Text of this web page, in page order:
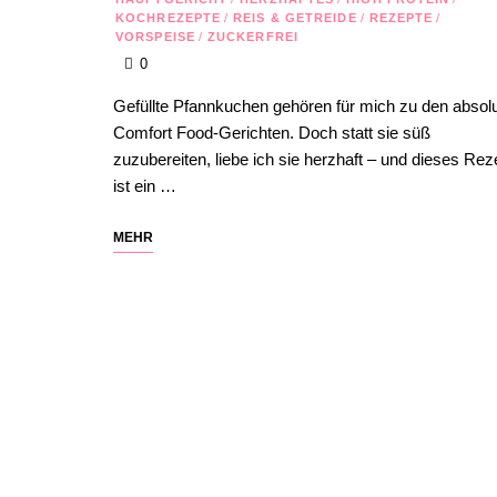
KOCHREZEPTE / REIS & GETREIDE / REZEPTE /
VORSPEISE / ZUCKERFREI
0
Gefüllte Pfannkuchen gehören für mich zu den
Comfort Food-Gerichten. Doch statt sie süß
zuzubereiten, liebe ich sie herzhaft – und dieses
ist ein …
MEHR